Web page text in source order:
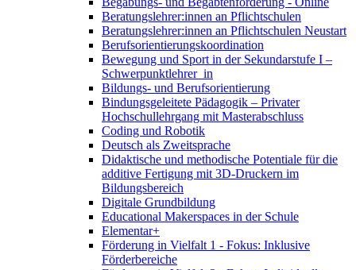
Beratungslehrer:innen an Pflichtschulen
Beratungslehrer:innen an Pflichtschulen Neustart
Berufsorientierungskoordination
Bewegung und Sport in der Sekundarstufe I –
Schwerpunktlehrer_in
Bildungs- und Berufsorientierung
Bindungsgeleitete Pädagogik – Privater
Hochschullehrgang mit Masterabschluss
Coding und Robotik
Deutsch als Zweitsprache
Didaktische und methodische Potentiale für die
additive Fertigung mit 3D-Druckern im
Bildungsbereich
Digitale Grundbildung
Educational Makerspaces in der Schule
Elementar+
Förderung in Vielfalt 1 - Fokus: Inklusive
Förderbereiche